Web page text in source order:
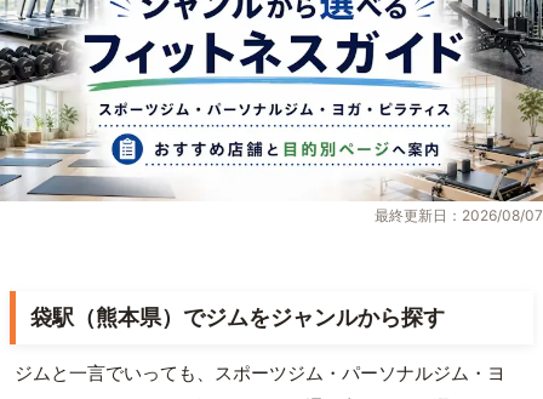
最終更新日：2026/08/07
袋駅（熊本県）でジムをジャンルから探す
ジムと一言でいっても、スポーツジム・パーソナルジム・ヨ